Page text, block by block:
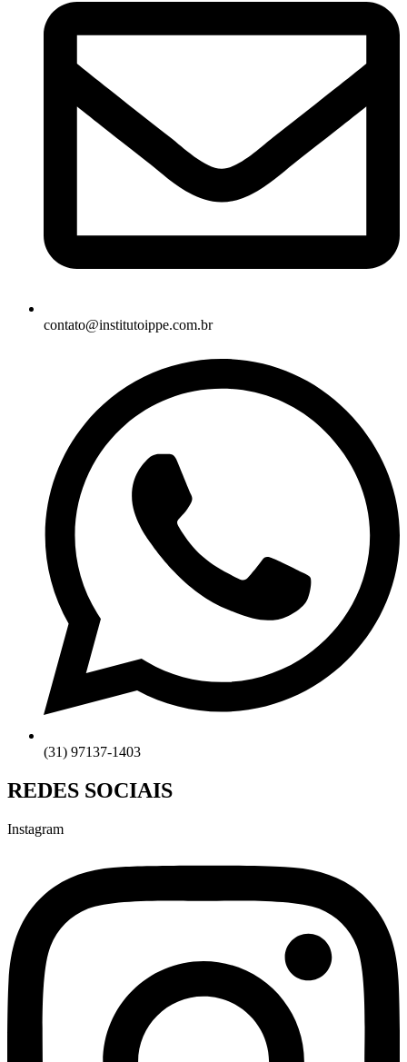
contato@institutoippe.com.br
(31) 97137-1403
REDES SOCIAIS
Instagram